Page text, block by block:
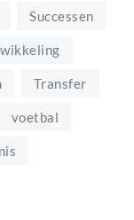
Successen
Transfer
voetbal